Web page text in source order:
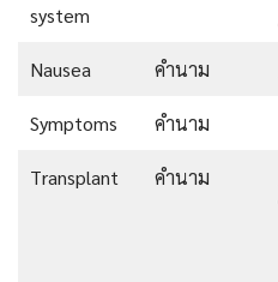
system
Nausea คำนาม
Symptoms คำนาม
Transplant คำนาม